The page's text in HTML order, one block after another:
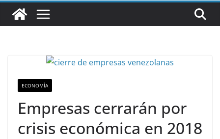
ECONOMÍA
Empresas cerrarán por
crisis económica en 2018